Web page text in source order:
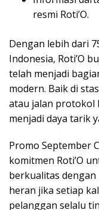
resmi Roti’O.
Dengan lebih dari
Indonesia, Roti’O
telah menjadi
modern. Baik di
atau jalan protokol
menjadi daya tarik
Promo September
komitmen Roti’O
berkualitas
heran jika setiap
pelanggan selalu